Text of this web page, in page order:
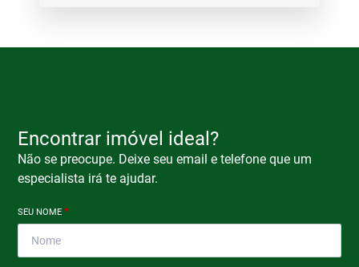
Encontrar imóvel ideal?
Não se preocupe. Deixe seu email e telefone que um
especialista irá te ajudar.
SEU NOME*